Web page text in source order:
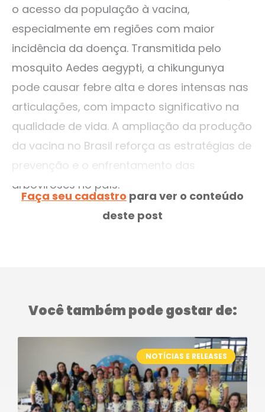
o acesso da população à vacina,
especialmente em regiões com maior
incidência da doença. Transmitida pelo
mosquito Aedes aegypti, a chikungunya
pode causar febre alta e dores intensas nas
articulações, com impacto significativo na
qualidade de vida. A ampliação da produção
da vacina no Brasil reforça as estratégias de
prevenção e o enfrentamento das
arboviroses no país.
Faça seu cadastro para ver o conteúdo
deste post
Você também pode gostar de:
NOTÍCIAS E RELEASES